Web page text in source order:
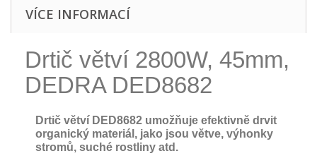
VÍCE INFORMACÍ
Drtič větví 2800W, 45mm,
DEDRA DED8682
Drtič větví DED8682 umožňuje efektivně drvit
organický materiál, jako jsou větve, výhonky
stromů, suché rostliny atd.